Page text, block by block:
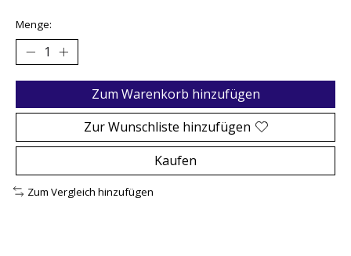
Menge:
Zum Warenkorb hinzufügen
Zur Wunschliste hinzufügen
Kaufen
Zum Vergleich hinzufügen